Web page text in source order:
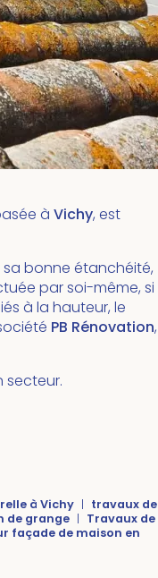
à Vichy, est
bonne étanchéité,
par soi-même, si
à la hauteur, le
PB Rénovation,
secteur.
à Vichy | travaux de
de grange| Travaux de
façade de maison en